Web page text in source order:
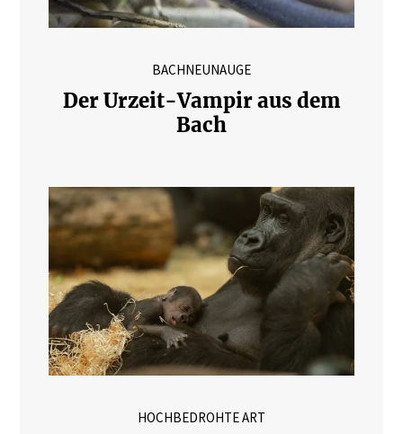
BACHNEUNAUGE
Der Urzeit-Vampir aus dem
Bach
HOCHBEDROHTE ART